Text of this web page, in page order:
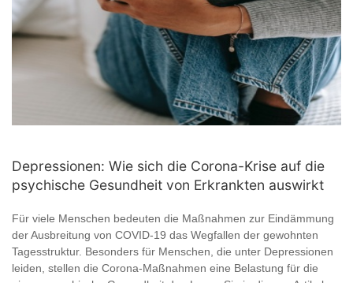
Depressionen: Wie sich die Corona-Krise auf die
psychische Gesundheit von Erkrankten auswirkt
Für viele Menschen bedeuten die Maßnahmen zur Eindämmung
der Ausbreitung von COVID-19 das Wegfallen der gewohnten
Tagesstruktur. Besonders für Menschen, die unter Depressionen
leiden, stellen die Corona-Maßnahmen eine Belastung für die